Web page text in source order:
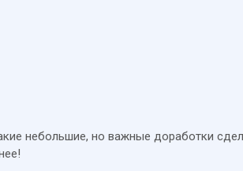
небольшие, но важные доработки